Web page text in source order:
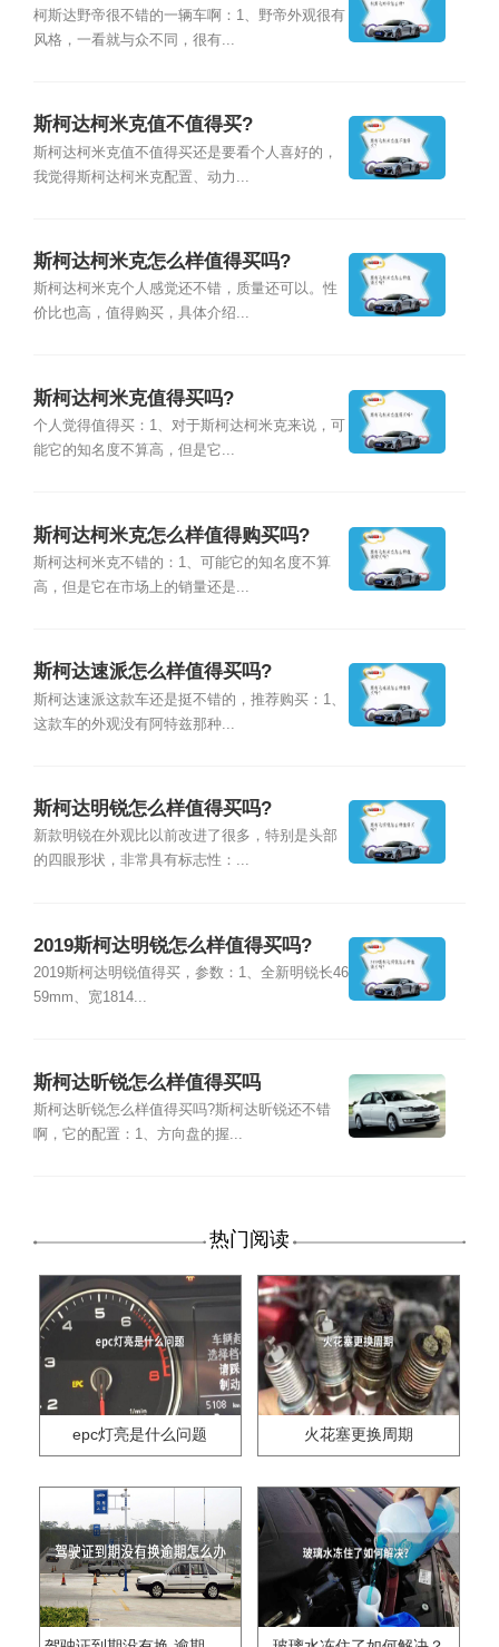
柯斯达野帝很不错的一辆车啊：1、野帝外观很有
风格，一看就与众不同，很有...
斯柯达柯米克值不值得买?
斯柯达柯米克值不值得买还是要看个人喜好的，
我觉得斯柯达柯米克配置、动力...
斯柯达柯米克怎么样值得买吗?
斯柯达柯米克个人感觉还不错，质量还可以。性
价比也高，值得购买，具体介绍...
斯柯达柯米克值得买吗?
个人觉得值得买：1、对于斯柯达柯米克来说，可
能它的知名度不算高，但是它...
斯柯达柯米克怎么样值得购买吗?
斯柯达柯米克不错的：1、可能它的知名度不算
高，但是它在市场上的销量还是...
斯柯达速派怎么样值得买吗?
斯柯达速派这款车还是挺不错的，推荐购买：1、
这款车的外观没有阿特兹那种...
斯柯达明锐怎么样值得买吗?
新款明锐在外观比以前改进了很多，特别是头部
的四眼形状，非常具有标志性：...
2019斯柯达明锐怎么样值得买吗?
2019斯柯达明锐值得买，参数：1、全新明锐长46
59mm、宽1814...
斯柯达昕锐怎么样值得买吗
斯柯达昕锐怎么样值得买吗?斯柯达昕锐还不错
啊，它的配置：1、方向盘的握...
热门阅读
epc灯亮是什么问题 火花塞更换周期